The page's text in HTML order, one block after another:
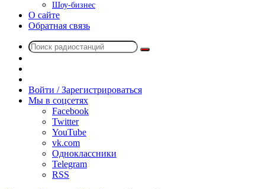
Шоу-бизнес
О сайте
Обратная связь
Поиск
радио
Войти / Зарегистрироваться
Мы в соцсетях
Facebook
Twitter
YouTube
vk.com
Одноклассники
Telegram
RSS